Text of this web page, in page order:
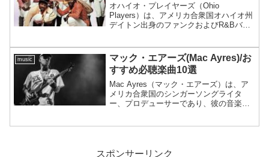
オハイオ・プレイヤーズ（Ohio
Players）は、アメリカ合衆国オハイオ州
デイトン出身のファンクおよびR&Bバン
ンクサウンド、エネルギッシュなステー
ジパフォーマ...
music
マック・エアーズ(Mac Ayres)/お
すすめ必聴楽曲10選
Mac Ayres（マック・エアーズ）は、ア
メリカ合衆国のシンガーソングライタ
ー、プロデューサーであり、彼の音楽は
スポンサーリンク